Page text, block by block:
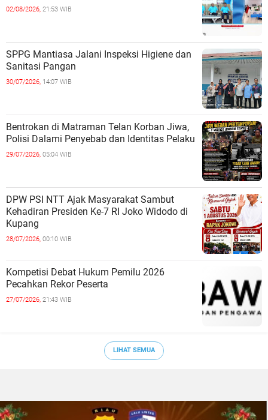
02/08/2026, 21:53 WIB
SPPG Mantiasa Jalani Inspeksi Higiene dan
Sanitasi Pangan
30/07/2026, 14:07 WIB
Bentrokan di Matraman Telan Korban Jiwa,
Polisi Dalami Penyebab dan Identitas Pelaku
29/07/2026, 05:04 WIB
DPW PSI NTT Ajak Masyarakat Sambut
Kehadiran Presiden Ke-7 RI Joko Widodo di
Kupang
28/07/2026, 00:10 WIB
Kompetisi Debat Hukum Pemilu 2026
Pecahkan Rekor Peserta
27/07/2026, 21:43 WIB
LIHAT SEMUA